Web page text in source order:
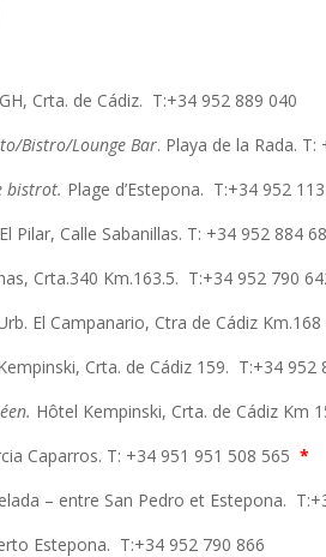
Crta. de Cádiz. T:+34 952 889 040
Bistro/Lounge Bar. Playa de la Rada.
bistrot. Plage d’Estepona. T:+34 952
Pilar, Calle Sabanillas. T: +34 952 884
Crta.340 Km.163.5. T:+34 952 790
El Campanario, Ctra de Cádiz
Crta. de Cádiz 159. T:+34 952
Hôtel Kempinski, Crta. de Cádiz Km
Caparros. T: +34 951 951 508 565*
– entre San Pedro et Estepona.
Estepona. T:+34 952 790 866